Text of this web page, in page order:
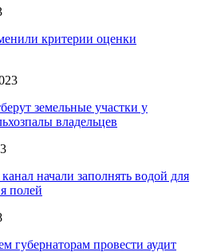
критерии оценки
земельные участки у
владельцев
начали заполнять водой для
полей
губернаторам провести аудит